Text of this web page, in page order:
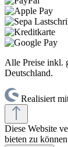
Alle Preise inkl.
Deutschland.
Realisiert
Diese Website
bieten zu